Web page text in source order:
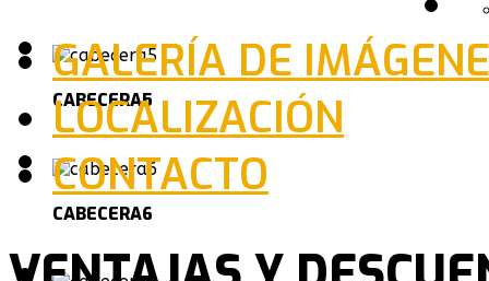
CABECERA5
CABECERA6
GALERÍA DE
LOCALIZACIÓN
CONTACTO